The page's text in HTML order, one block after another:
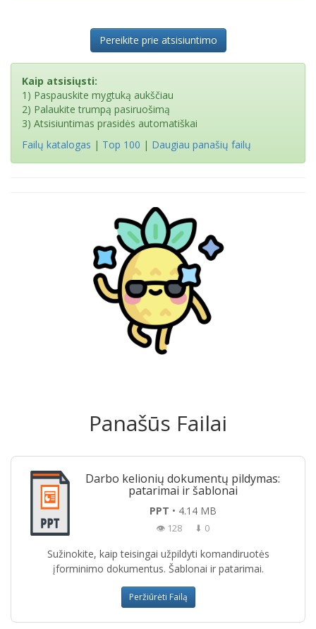
Pereikite prie atsisiuntimo
Kaip atsisiųsti:
1) Paspauskite mygtuką aukščiau
2) Palaukite trumpą pasiruošimą
3) Atsisiuntimas prasidės automatiškai
Failų katalogas | Top 100 | Daugiau panašių failų
Panašūs Failai
Darbo kelionių dokumentų pildymas:
patarimai ir šablonai
PPT • 4.14 MB
👁 128 ⬇ 0
Sužinokite, kaip teisingai užpildyti komandiruotės
įforminimo dokumentus. Šablonai ir patarimai.
Peržiūrėti Failą